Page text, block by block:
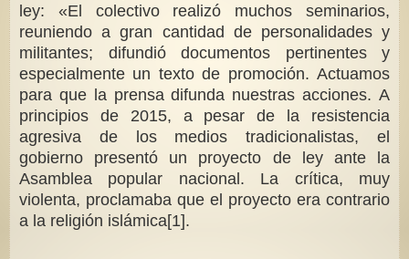
ley: «El colectivo realizó muchos seminarios,
reuniendo a gran cantidad de personalidades y
militantes; difundió documentos pertinentes y
especialmente un texto de promoción. Actuamos
para que la prensa difunda nuestras acciones. A
principios de 2015, a pesar de la resistencia
agresiva de los medios tradicionalistas, el
gobierno presentó un proyecto de ley ante la
Asamblea popular nacional. La crítica, muy
violenta, proclamaba que el proyecto era contrario
a la religión islámica[1].